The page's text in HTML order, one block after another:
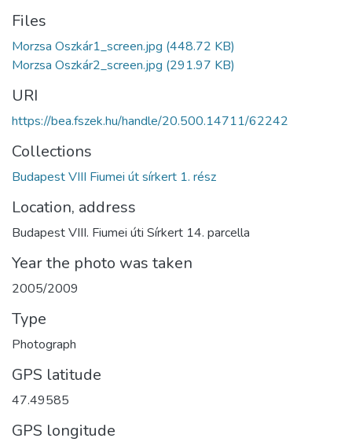
Files
Morzsa Oszkár1_screen.jpg (448.72 KB)
Morzsa Oszkár2_screen.jpg (291.97 KB)
URI
https://bea.fszek.hu/handle/20.500.14711/62242
Collections
Budapest VIII Fiumei út sírkert 1. rész
Location, address
Budapest VIII. Fiumei úti Sírkert 14. parcella
Year the photo was taken
2005/2009
Type
Photograph
GPS latitude
47.49585
GPS longitude